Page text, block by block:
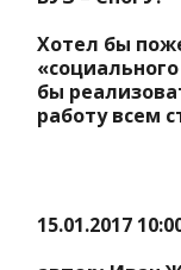
Хотел бы
бы
работу всем
15.01.2017